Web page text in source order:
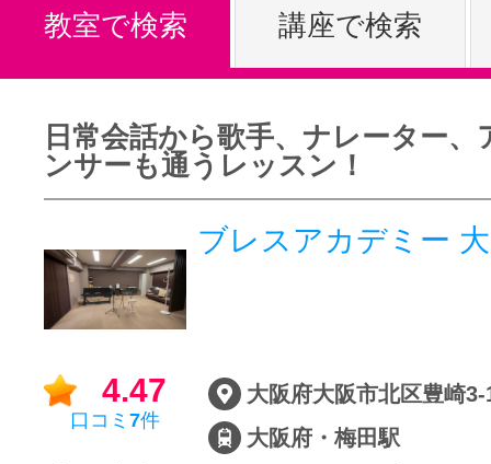
特集をみる
グッドスク
掲載のお問
教室で検索 講座で検索
日常会話から歌手、ナレーター、
ンサーも通うレッスン！
ブレスアカデミー
4.47
口コミ 7件
大阪府大阪市北区豊崎
大阪府・梅田駅